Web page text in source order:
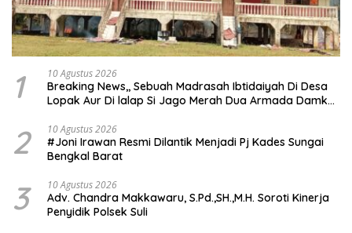
1 10 Agustus 2026
Breaking News,, Sebuah Madrasah Ibtidaiyah Di Desa
Lopak Aur Di lalap Si Jago Merah Dua Armada Damkar
2 10 Agustus 2026
#Joni Irawan Resmi Dilantik Menjadi Pj Kades Sungai
Bengkal Barat
3 10 Agustus 2026
Adv. Chandra Makkawaru, S.Pd.,SH.,M.H. Soroti Kinerja
Penyidik Polsek Suli